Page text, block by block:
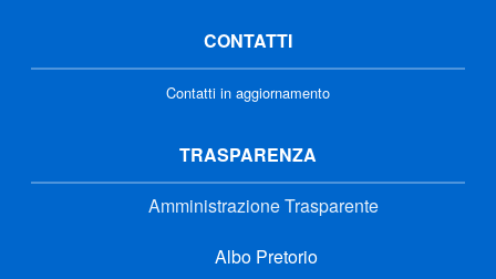
CONTATTI
Contatti in aggiornamento
TRASPARENZA
Amministrazione Trasparente
Albo Pretorio